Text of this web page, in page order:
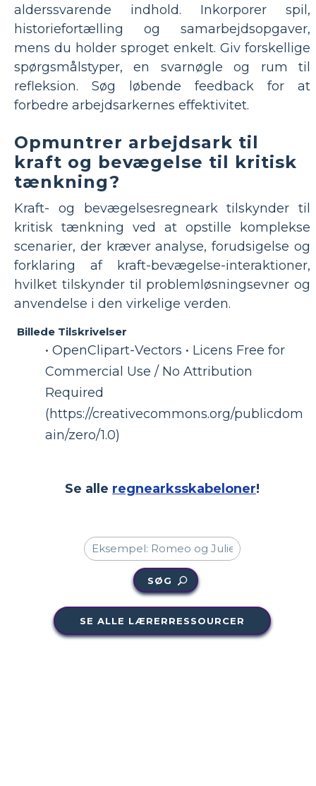
alderssvarende indhold. Inkorporer spil,
historiefortælling og samarbejdsopgaver,
mens du holder sproget enkelt. Giv forskellige
spørgsmålstyper, en svarnøgle og rum til
refleksion. Søg løbende feedback for at
forbedre arbejdsarkernes effektivitet.
Opmuntrer arbejdsark til
kraft og bevægelse til kritisk
tænkning?
Kraft- og bevægelsesregneark tilskynder til
kritisk tænkning ved at opstille komplekse
scenarier, der kræver analyse, forudsigelse og
forklaring af kraft-bevægelse-interaktioner,
hvilket tilskynder til problemløsningsevner og
anvendelse i den virkelige verden.
Billede Tilskrivelser
• OpenClipart-Vectors • Licens Free for
Commercial Use / No Attribution
Required
(https://creativecommons.org/publicdom
ain/zero/1.0)
Se alle regnearksskabeloner!
SØG
SE ALLE LÆRERRESSOURCER